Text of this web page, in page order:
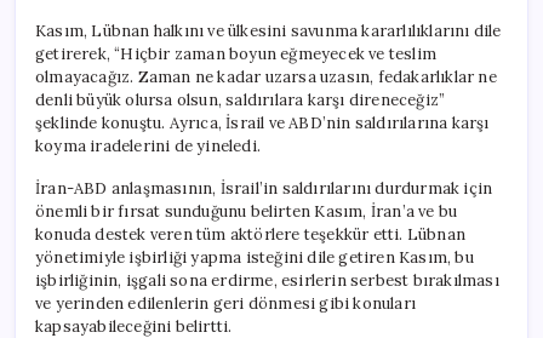
Kasım, Lübnan halkını ve ülkesini savunma kararlılıklarını dile
getirerek, “Hiçbir zaman boyun eğmeyecek ve teslim
olmayacağız. Zaman ne kadar uzarsa uzasın, fedakarlıklar ne
denli büyük olursa olsun, saldırılara karşı direneceğiz”
şeklinde konuştu. Ayrıca, İsrail ve ABD’nin saldırılarına karşı
koyma iradelerini de yineledi.
İran-ABD anlaşmasının, İsrail’in saldırılarını durdurmak için
önemli bir fırsat sunduğunu belirten Kasım, İran’a ve bu
konuda destek veren tüm aktörlere teşekkür etti. Lübnan
yönetimiyle işbirliği yapma isteğini dile getiren Kasım, bu
işbirliğinin, işgali sona erdirme, esirlerin serbest bırakılması
ve yerinden edilenlerin geri dönmesi gibi konuları
kapsayabileceğini belirtti.